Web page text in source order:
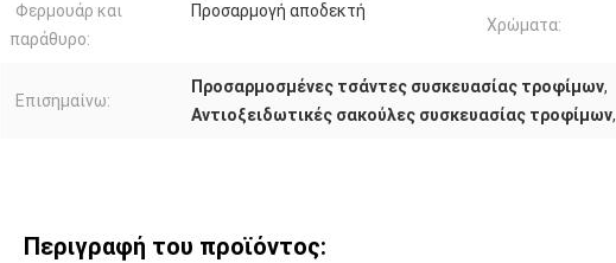
Φερμουάρ και
παράθυρο:
Προσαρμογή αποδεκτή
Χρώματα:
Επισημαίνω:
Προσαρμοσμένες τσάντες συσκευασίας τροφίμων,
Αντιοξειδωτικές σακούλες συσκευασίας τροφίμων,
Περιγραφή του προϊόντος: